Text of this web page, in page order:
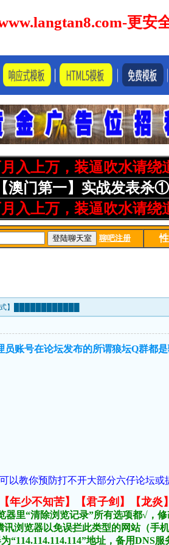
式】████████████
账号在论坛发布的所谓狼坛Q群都
以教你预防打不开大部分六仔论坛或
年少不知苦】【君子剑】【龙炎
里“清除浏览记录”所有选项都√，
浏览器以免误拦此类型的网站（手
地址，备用DNS服